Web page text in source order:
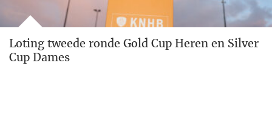
Loting tweede ronde Gold Cup Heren en Silver
Cup Dames